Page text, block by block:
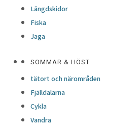
Längdskidor
Fiska
Jaga
SOMMAR & HÖST
tätort och närområden
Fjälldalarna
Cykla
Vandra